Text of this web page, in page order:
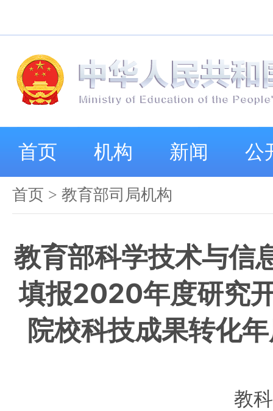
首页 机构 新闻 公
首页 > 教育部司局机构
教育部科学技术与信
填报2020年度研究
院校科技成果转化
教